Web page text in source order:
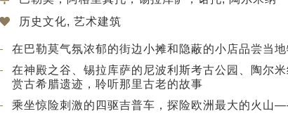
历史文化, 艺术建筑
在巴勒莫气氛浓郁的街边小摊和隐蔽的小店品尝当
在神殿之谷、锡拉库萨的尼波利斯考古公园、陶尔
赏古希腊遗迹，聆听那里古老的故事
乘坐惊险刺激的四驱吉普车，探险欧洲最大的火山